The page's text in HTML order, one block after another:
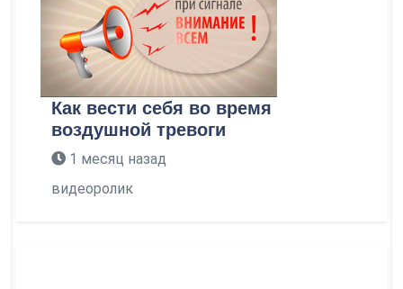
Как вести себя во время
воздушной тревоги
1 месяц назад
видеоролик